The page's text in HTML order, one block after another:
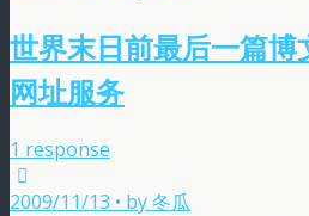
世界末日前最后一篇博
网址服务
1 response
2009/11/13 • by 冬瓜